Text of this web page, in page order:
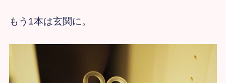
もう1本は玄関に。